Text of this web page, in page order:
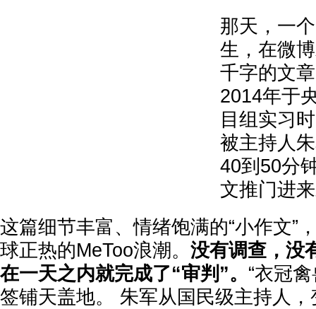
那天，一
生，在微
千字的文
2014年于
目组实习
被主持人
40到50分
文推门进
这篇细节丰富、情绪饱满的“小作文”
球正热的MeToo浪潮。 没有调查，没
在一天之内就完成了“审判”。 “衣冠
签铺天盖地。 朱军从国民级主持人